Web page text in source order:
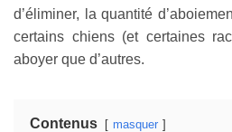
d’éliminer, la quantité
certains chiens (et certaines
aboyer que d’autres.
Contenus masquer